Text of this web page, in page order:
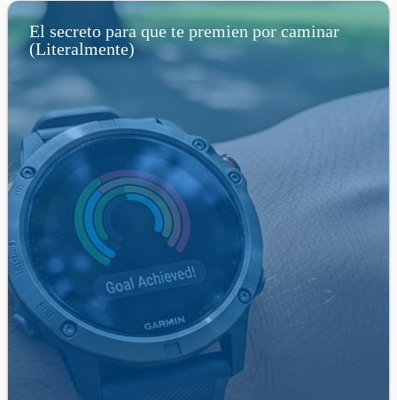
El secreto para que te premien por caminar
(Literalmente)